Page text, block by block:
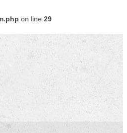
on line 29